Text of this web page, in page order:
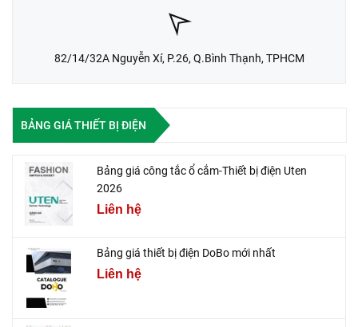
82/14/32A Nguyễn Xí, P.26, Q.Bình Thạnh, TPHCM
BẢNG GIÁ THIẾT BỊ ĐIỆN
Bảng giá công tắc ổ cắm-Thiết bị điện Uten
2026
Liên hệ
Bảng giá thiết bị điện DoBo mới nhất
Liên hệ